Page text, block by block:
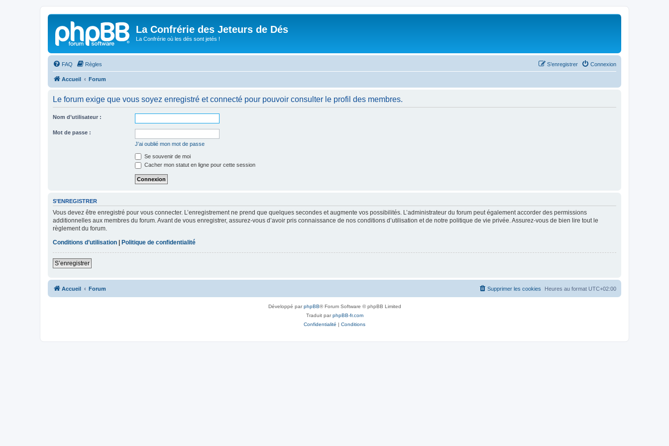
La Confrérie des Jeteurs de Dés
La Confrérie où les dés sont jetés !
FAQ Règles Connexion
S’enregistrer
Accueil Forum
Le forum exige que vous soyez enregistré et connecté pour pouvoir consulter le profil des membres.
Nom d’utilisateur :
Mot de passe :
J’ai oublié mon mot de passe
Se souvenir de moi
Cacher mon statut en ligne pour cette session
S’ENREGISTRER
Vous devez être enregistré pour vous connecter. L’enregistrement ne prend que quelques secondes et augmente vos possibilités. L’administrateur du forum peut également accorder des permissions
additionnelles aux membres du forum. Avant de vous enregistrer, assurez-vous d’avoir pris connaissance de nos conditions d’utilisation et de notre politique de vie privée. Assurez-vous de bien lire tout le
règlement du forum.
Conditions d’utilisation
Politique de confidentialité
S’enregistrer
Accueil Forum Heures au format UTC+02:00
Supprimer les cookies
Développé parphpBB® Forum Software © phpBB Limited
Traduit parphpBB-fr.com
Confidentialité | Conditions